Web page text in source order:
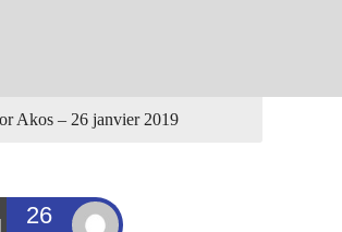
Akos – 26 janvier 2019
26